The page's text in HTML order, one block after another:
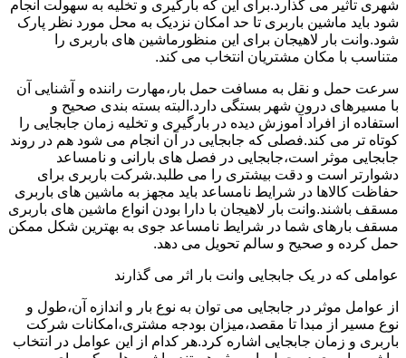
شهری تاثیر می گذارد.برای این که بارگیری و تخلیه به سهولت انجام
شود باید ماشین باربری تا حد امکان نزدیک به محل مورد نظر پارک
شود.وانت بار لاهیجان برای این منظورماشین های باربری را
متناسب با مکان مشتریان انتخاب می کند.
سرعت حمل و نقل به مسافت حمل بار،مهارت راننده و آشنایی آن
با مسیرهای درون شهر بستگی دارد.البته بسته بندی صحیح و
استفاده از افراد آموزش دیده در بارگیری و تخلیه زمان جابجایی را
کوتاه تر می کند.فصلی که جابجایی در آن انجام می شود هم در روند
جابجایی موثر است،جابجایی در فصل های بارانی و نامساعد
دشوارتر است و دقت بیشتری را می طلبد.شرکت باربری برای
حفاظت کالاها در شرایط نامساعد باید مجهز به ماشین های باربری
مسقف باشند.وانت بار لاهیجان با دارا بودن انواع ماشین های باربری
مسقف بارهای شما در شرایط نامساعد جوی به بهترین شکل ممکن
حمل کرده و صحیح و سالم تحویل می دهد.
عواملی که در یک جابجایی وانت بار اثر می گذارند
از عوامل موثر در جابجایی می توان به نوع بار و اندازه آن،طول و
نوع مسیر از مبدا تا مقصد،میزان بودجه مشتری،امکانات شرکت
باربری و زمان جابجایی اشاره کرد.هر کدام از این عوامل در انتخاب